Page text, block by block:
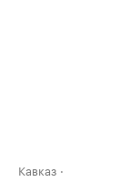
Кавказ